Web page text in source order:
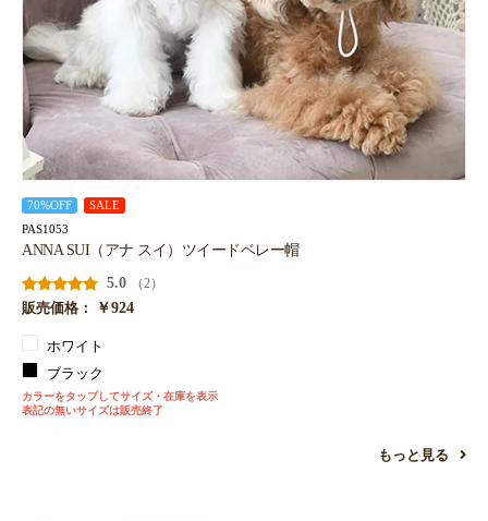
70%OFF SALE
PAS1053
ANNA SUI（アナ スイ）ツイードベレー帽
5.0
（2）
販売価格：
￥924
ホワイト
ブラック
カラーをタップしてサイズ・在庫を表示
表記の無いサイズは販売終了
もっと見る